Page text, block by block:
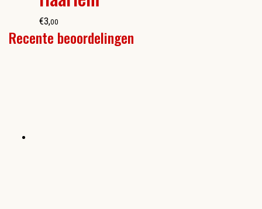
€3,00
Recente beoordelingen